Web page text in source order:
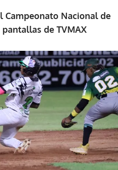
Campeonato Nacional de
de TVMAX